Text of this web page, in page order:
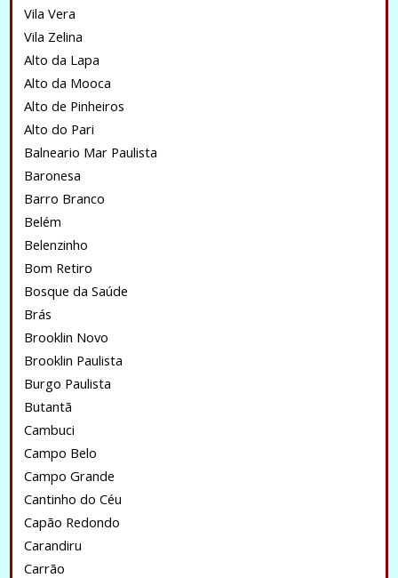
Vila Vera
Vila Zelina
Alto da Lapa
Alto da Mooca
Alto de Pinheiros
Alto do Pari
Balneario Mar Paulista
Baronesa
Barro Branco
Belém
Belenzinho
Bom Retiro
Bosque da Saúde
Brás
Brooklin Novo
Brooklin Paulista
Burgo Paulista
Butantã
Cambuci
Campo Belo
Campo Grande
Cantinho do Céu
Capão Redondo
Carandiru
Carrão